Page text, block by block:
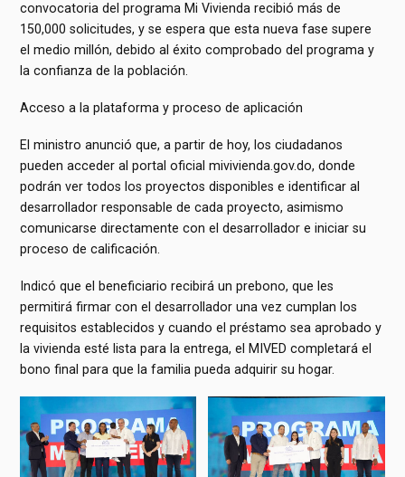
convocatoria del programa Mi Vivienda recibió más de
150,000 solicitudes, y se espera que esta nueva fase supere
el medio millón, debido al éxito comprobado del programa y
la confianza de la población.
Acceso a la plataforma y proceso de aplicación
El ministro anunció que, a partir de hoy, los ciudadanos
pueden acceder al portal oficial mivivienda.gov.do, donde
podrán ver todos los proyectos disponibles e identificar al
desarrollador responsable de cada proyecto, asimismo
comunicarse directamente con el desarrollador e iniciar su
proceso de calificación.
Indicó que el beneficiario recibirá un prebono, que les
permitirá firmar con el desarrollador una vez cumplan los
requisitos establecidos y cuando el préstamo sea aprobado y
la vivienda esté lista para la entrega, el MIVED completará el
bono final para que la familia pueda adquirir su hogar.